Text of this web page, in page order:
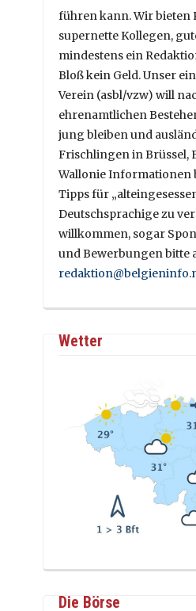
führen kann. Wir bieten
supernette Kollegen,
mindestens ein
Bloß kein Geld. Unser
Verein (asbl/vzw) will
ehrenamtlichen
jung bleiben und
Frischlingen in Brüssel,
Wallonie Informationen
Tipps für
Deutschsprachige zu
willkommen, sogar
und Bewerbungen bitte
Wetter
Die Börse